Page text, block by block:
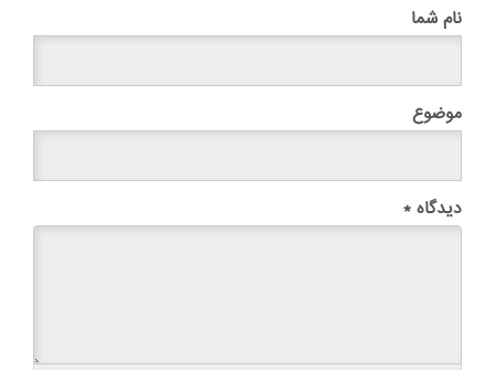
نام شما
موضوع
دیدگاه *